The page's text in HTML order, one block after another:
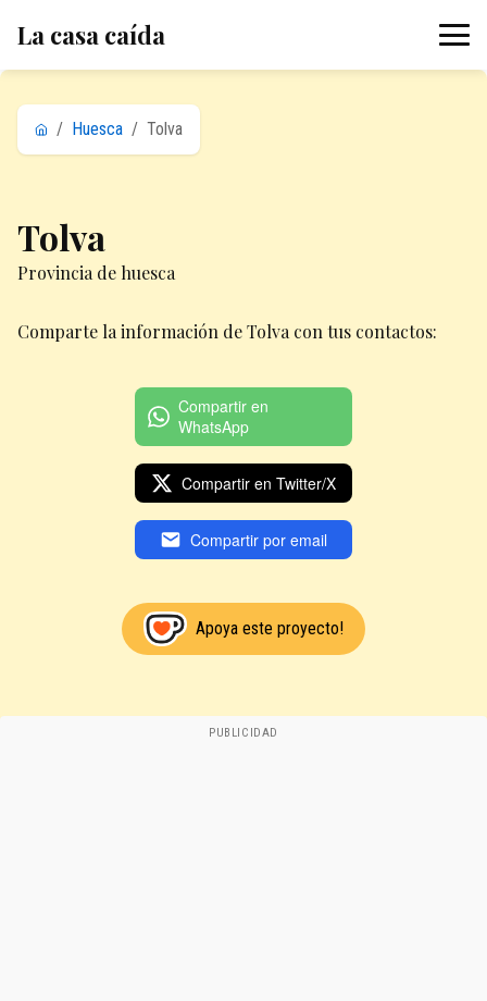
La casa caída
/ Huesca / Tolva
Tolva
Provincia de huesca
Comparte la información de Tolva con tus contactos:
Compartir en
WhatsApp
Compartir en Twitter/X
Compartir por email
Apoya este proyecto!
PUBLICIDAD